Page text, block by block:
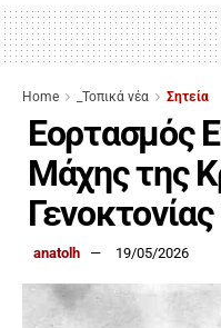
Home _Τοπικά νέα Σητεία
Εορτασμός
Μάχης της
anatolh 19/05/2026